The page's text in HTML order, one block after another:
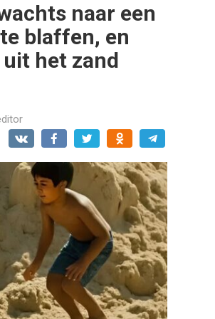
naar een
blaffen, en
het zand